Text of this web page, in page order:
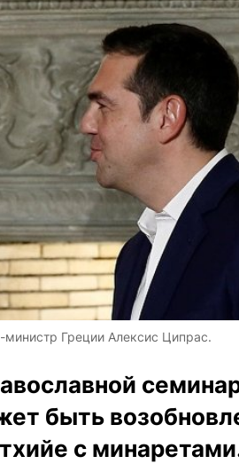
Греции Алексис Ципрас.
быть
с